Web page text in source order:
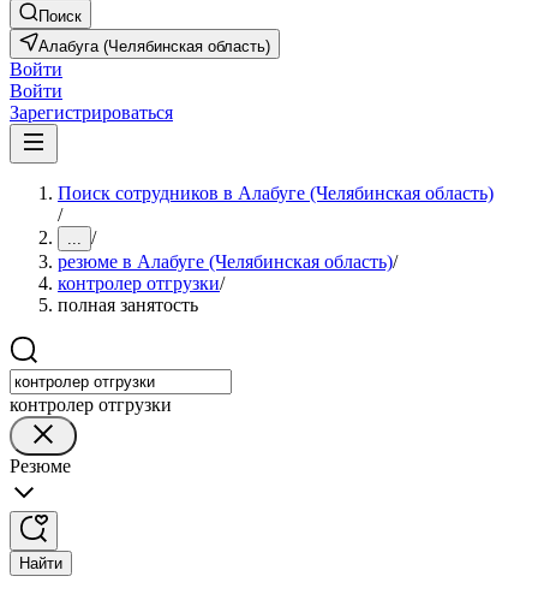
Поиск
Алабуга (Челябинская область)
Войти
Войти
Зарегистрироваться
Поиск сотрудников в Алабуге (Челябинская область)
/
... /
резюме в Алабуге (Челябинская область)/
контролер отгрузки/
полная занятость
контролер отгрузки
Резюме
Найти